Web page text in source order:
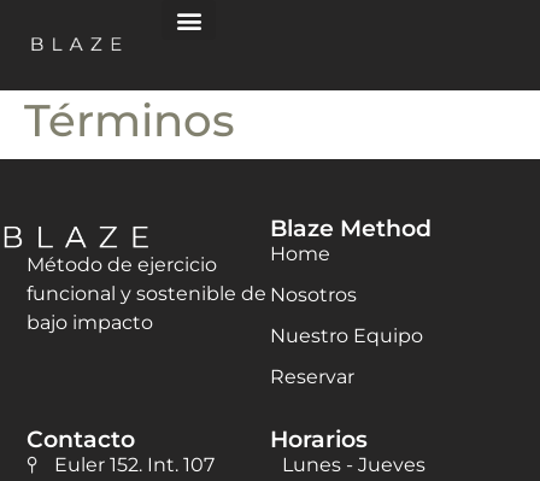
Términos
Método de ejercicio
funcional y sostenible de
bajo impacto
Blaze Method
Home
Nosotros
Nuestro Equipo
Reservar
Contacto
Euler 152. Int. 107
Horarios
Lunes - Jueves